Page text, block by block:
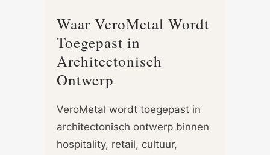
Waar VeroMetal Wordt
Toegepast in
Architectonisch
Ontwerp
VeroMetal wordt toegepast in
architectonisch ontwerp binnen
hospitality, retail, cultuur,